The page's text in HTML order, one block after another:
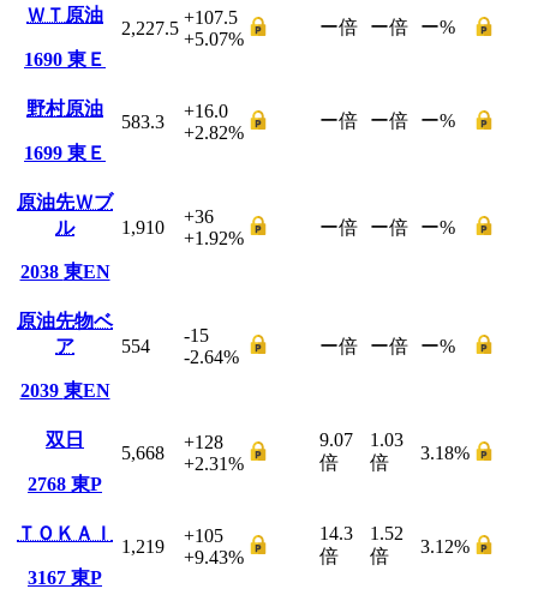
ＷＴ原油
1690 東Ｅ
2,227.5
+107.5
+5.07%
ー倍 ー倍 ー%
野村原油
1699 東Ｅ
583.3
+16.0
+2.82%
ー倍 ー倍 ー%
原油先Ｗブ
ル
2038 東EN
1,910
+36
+1.92%
ー倍 ー倍 ー%
原油先物ベ
ア
2039 東EN
554
-15
-2.64%
ー倍 ー倍 ー%
双日
2768 東P
5,668
+128
+2.31%
9.07
倍
1.03
倍
3.18%
ＴＯＫＡＩ
3167 東P
1,219
+105
+9.43%
14.3
倍
1.52
倍
3.12%